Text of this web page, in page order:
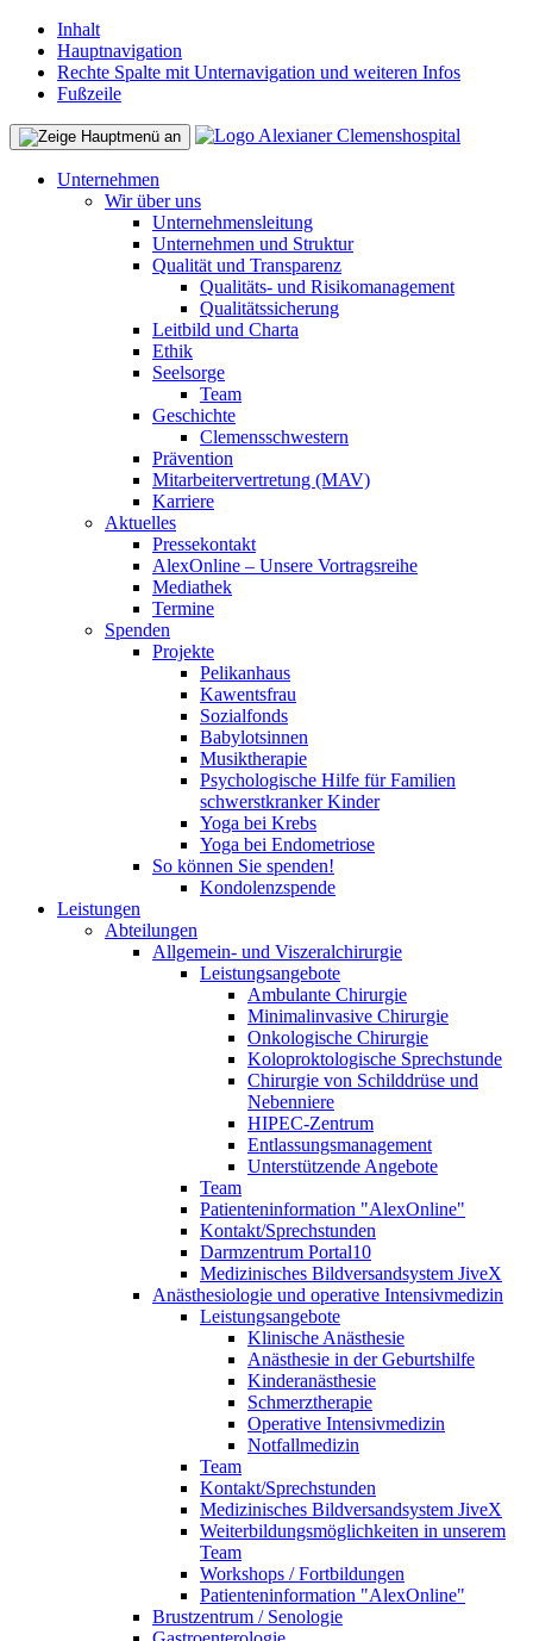
Inhalt
Hauptnavigation
Rechte Spalte mit Unternavigation und weiteren Infos
Fußzeile
Unternehmen
Wir über uns
Unternehmensleitung
Unternehmen und Struktur
Qualität und Transparenz
Qualitäts- und Risikomanagement
Qualitätssicherung
Leitbild und Charta
Ethik
Seelsorge
Team
Geschichte
Clemensschwestern
Prävention
Mitarbeitervertretung (MAV)
Karriere
Aktuelles
Pressekontakt
AlexOnline – Unsere Vortragsreihe
Mediathek
Termine
Spenden
Projekte
Pelikanhaus
Kawentsfrau
Sozialfonds
Babylotsinnen
Musiktherapie
Psychologische Hilfe für Familien
schwerstkranker Kinder
Yoga bei Krebs
Yoga bei Endometriose
So können Sie spenden!
Kondolenzspende
Leistungen
Abteilungen
Allgemein- und Viszeralchirurgie
Leistungsangebote
Ambulante Chirurgie
Minimalinvasive Chirurgie
Onkologische Chirurgie
Koloproktologische Sprechstunde
Chirurgie von Schilddrüse und
Nebenniere
HIPEC-Zentrum
Entlassungsmanagement
Unterstützende Angebote
Team
Patienteninformation "AlexOnline"
Kontakt/Sprechstunden
Darmzentrum Portal10
Medizinisches Bildversandsystem JiveX
Anästhesiologie und operative Intensivmedizin
Leistungsangebote
Klinische Anästhesie
Anästhesie in der Geburtshilfe
Kinderanästhesie
Schmerztherapie
Operative Intensivmedizin
Notfallmedizin
Team
Kontakt/Sprechstunden
Medizinisches Bildversandsystem JiveX
Weiterbildungsmöglichkeiten in unserem
Team
Workshops / Fortbildungen
Patienteninformation "AlexOnline"
Brustzentrum / Senologie